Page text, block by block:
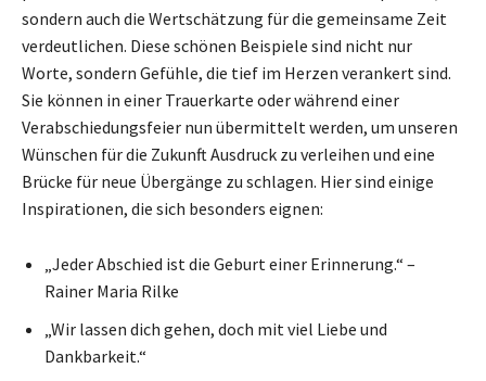
sondern auch die Wertschätzung für die gemeinsame Zeit
verdeutlichen. Diese schönen Beispiele sind nicht nur
Worte, sondern Gefühle, die tief im Herzen verankert sind.
Sie können in einer Trauerkarte oder während einer
Verabschiedungsfeier nun übermittelt werden, um unseren
Wünschen für die Zukunft Ausdruck zu verleihen und eine
Brücke für neue Übergänge zu schlagen. Hier sind einige
Inspirationen, die sich besonders eignen:
„Jeder Abschied ist die Geburt einer Erinnerung.“ –
Rainer Maria Rilke
„Wir lassen dich gehen, doch mit viel Liebe und
Dankbarkeit.“